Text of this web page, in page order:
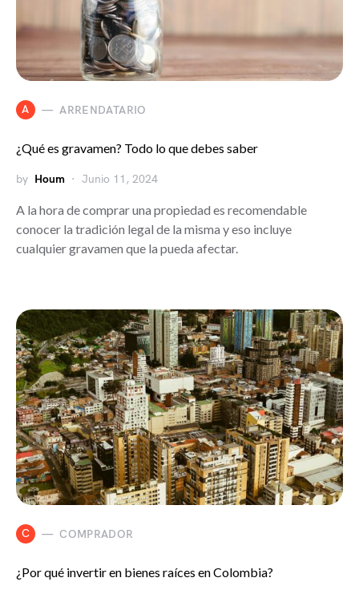
A ARRENDATARIO
¿Qué es gravamen? Todo lo que debes saber
by Houm Junio 11, 2024
A la hora de comprar una propiedad es recomendable
conocer la tradición legal de la misma y eso incluye
cualquier gravamen que la pueda afectar.
C COMPRADOR
¿Por qué invertir en bienes raíces en Colombia?